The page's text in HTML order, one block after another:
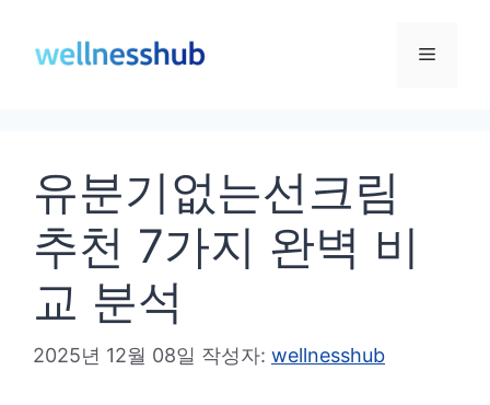
메
유분기없는선크림
추천 7가지 완벽 비
교 분석
2025년 12월 08일 작성자: wellnesshub